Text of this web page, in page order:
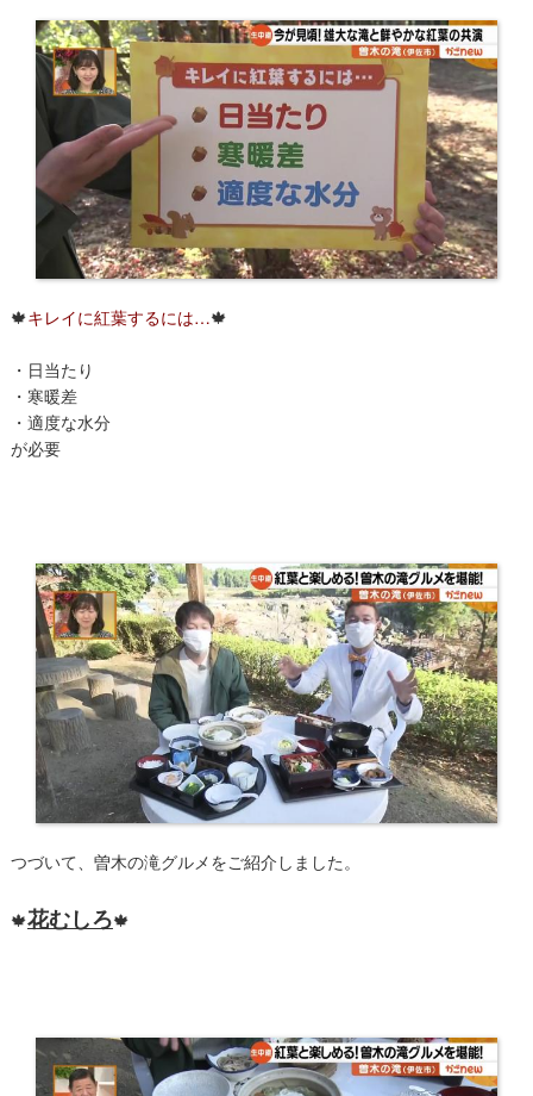
🍁キレイに紅葉するには…🍁
・日当たり
・寒暖差
・適度な水分
が必要
つづいて、曽木の滝グルメをご紹介しました。
🍁花むしろ🍁